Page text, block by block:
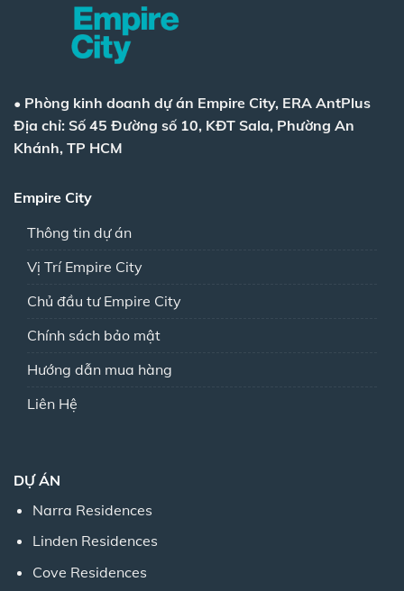
• Phòng kinh doanh dự án Empire City, ERA AntPlus
Địa chỉ: Số 45 Đường số 10, KĐT Sala, Phường An
Khánh, TP HCM
Empire City
Thông tin dự án
Vị Trí Empire City
Chủ đầu tư Empire City
Chính sách bảo mật
Hướng dẫn mua hàng
Liên Hệ
DỰ ÁN
Narra Residences
Linden Residences
Cove Residences